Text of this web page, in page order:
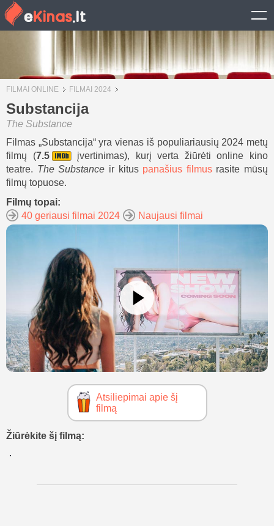
FILMAI ONLINE FILMAI 2024
Substancija
The Substance
Filmas „Substancija“ yra vienas iš populiariausių 2024 metų
filmų (7.5
įvertinimas), kurį verta žiūrėti online kino
teatre. The Substance ir kitus panašius filmusrasite mūsų
filmų topuose.
Filmų topai:
40 geriausi filmai 2024
Naujausi filmai
Atsiliepimai apie šį
filmą
Žiūrėkite šį filmą: